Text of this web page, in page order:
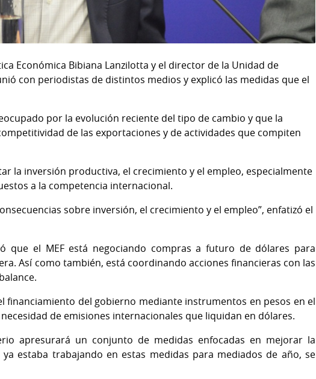
Económica Bibiana Lanzilotta y el director de la Unidad de
con periodistas de distintos medios y explicó las medidas que el
por la evolución reciente del tipo de cambio y que la
de las exportaciones y de actividades que compiten
la inversión productiva, el crecimiento y el empleo, especialmente
a la competencia internacional.
sobre inversión, el crecimiento y el empleo”, enfatizó el
que el MEF está negociando compras a futuro de dólares para
Así como también, está coordinando acciones financieras con las
financiamiento del gobierno mediante instrumentos en pesos en el
de emisiones internacionales que liquidan en dólares.
apresurará un conjunto de medidas enfocadas en mejorar la
estaba trabajando en estas medidas para mediados de año, se